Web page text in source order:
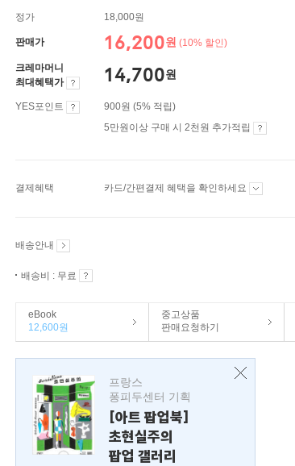
정가 18,000원
판매가 16,200원 (10% 할인)
크레마머니
최대혜택가
14,700원
YES포인트
900원 (5% 적립)
5만원이상 구매 시 2천원 추가적립
결제혜택 카드/간편결제 혜택을 확인하세요
배송안내
배송비 : 무료
eBook
12,600원
중고상품
판매요청하기
프랑스
퐁피두센터 기획
[아트 팝업북]
초현실주의
팝업 갤러리